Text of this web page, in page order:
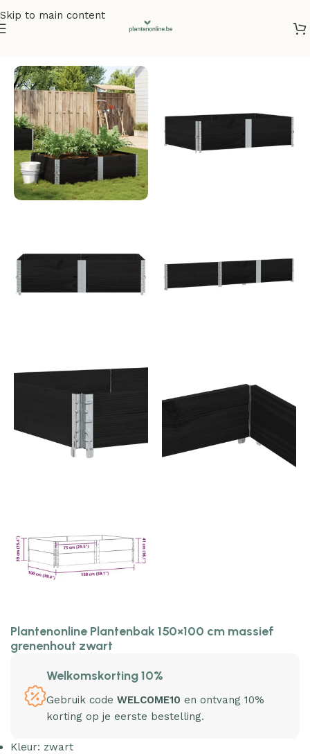
Skip to main content
Plantenonline Plantenbak 150×100 cm massief
grenenhout zwart
Welkomskorting 10%
Gebruik code WELCOME10 en ontvang 10%
korting op je eerste bestelling.
Kleur: zwart